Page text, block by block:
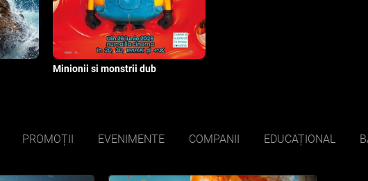
Minionii si monstrii dub
PROMOȚII EVENIMENTE COMPANII EDUCAȚIONAL